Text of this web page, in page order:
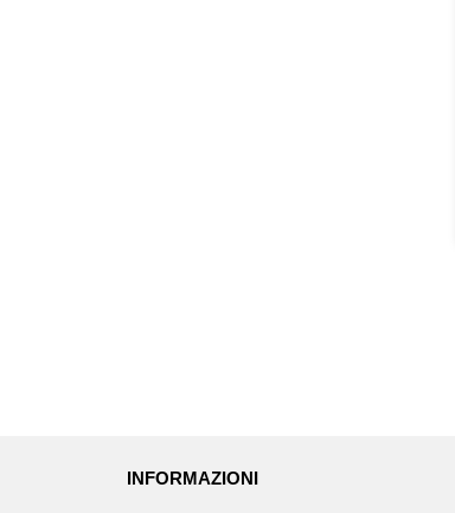
INFORMAZIONI